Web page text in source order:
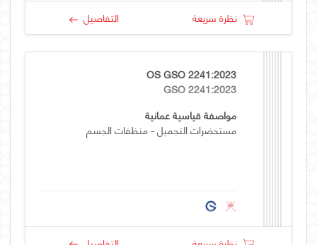
نظرة سريعة التفاصيل
OS GSO 2241:2023
GSO 2241:2023
مواصفة قياسية عمانية
مستحضرات التجميل - منظفات الجسم